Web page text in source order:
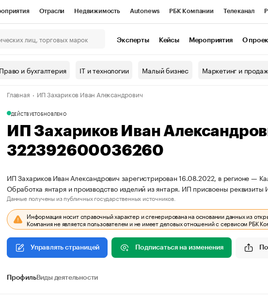
Отрасли Недвижимость Autonews РБК Компании Телеканал
Спецпроекты Проверка контрагентов
валюты
Эксперты Кейсы Мероприятия О
Право и бухгалтерия IT и технологии Малый бизнес Маркетинг и
Главная ИП Захариков Иван Александрович
ДЕЙСТВУЕТОБНОВЛЕНО
ИП Захариков Иван
322392600036260
ИП Захариков Иван Александрович зарегистрирован 16.08.2022, в регионе —
Обработка янтаря и производство изделий из янтаря. ИП присвоены
Данные получены из публичных государственных источников.
Информация носит справочный характер и сгенерирована на основании данных из
Компания не является пользователем и не имеет деловых отношений с сервисом РБК
Управлять страницей Подписаться на изменения
ПрофильВиды деятельности